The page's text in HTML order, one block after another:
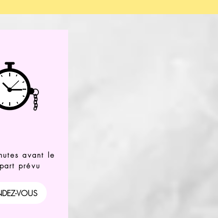
avant le
prévu
VOUS